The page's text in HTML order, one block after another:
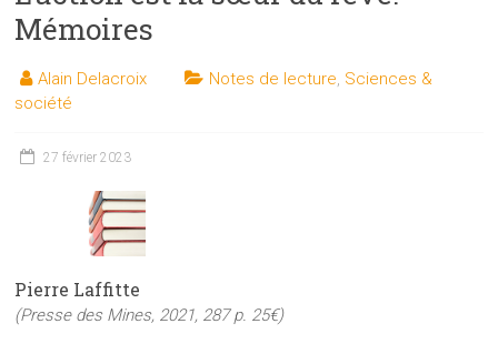
Mémoires
Alain Delacroix Notes de lecture, Sciences &
société
27 février 2023
Pierre Laffitte
(Presse des Mines, 2021, 287 p. 25€)